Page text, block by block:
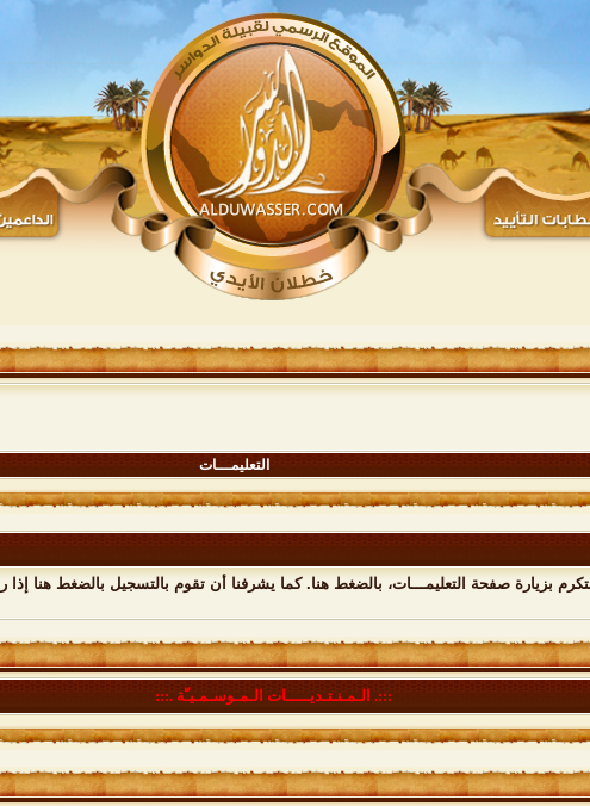
التعليمـــات
بزيارة صفحة التعليمـــات، بالضغط هنا. كما يشرفنا أن تقوم بالتسجيل بالضغط هنا
:::. الـمـنـتـديـــــات الـمـوسـمـيـّة .:::